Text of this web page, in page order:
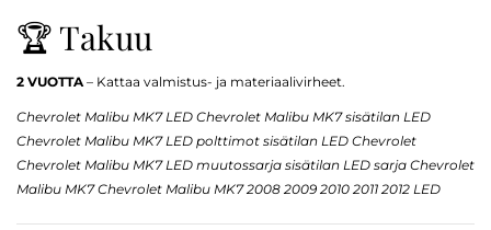
🏆 Takuu
2 VUOTTA – Kattaa valmistus- ja materiaalivirheet.
Chevrolet Malibu MK7 LED Chevrolet Malibu MK7 sisätilan LED
Chevrolet Malibu MK7 LED polttimot sisätilan LED Chevrolet
Chevrolet Malibu MK7 LED muutossarja sisätilan LED sarja Chevrolet
Malibu MK7 Chevrolet Malibu MK7 2008 2009 2010 2011 2012 LED